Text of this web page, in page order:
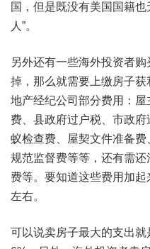
国，但是既没有美国国籍也
人”。
另外还有一些海外投资者
掉，那么就需要上缴房子
地产经纪公司部分费用：
费、县政府过户税、市政
蚁检查费、屋契文件准备
规范监督费等等，还有需
费等。要知道这些费用加
左右。
可以说卖房子最大的支出